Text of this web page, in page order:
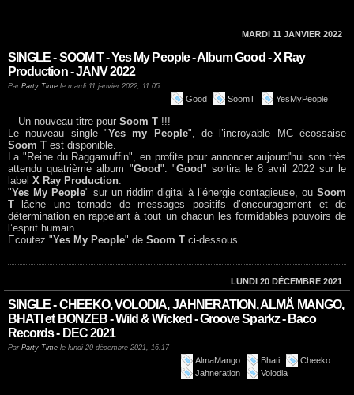
MARDI 11 JANVIER 2022
SINGLE - SOOM T - Yes My People - Album Good - X Ray
Production - JANV 2022
Par Party Time le mardi 11 janvier 2022, 11:05
Good SoomT YesMyPeople
Un nouveau titre pourSoom T !!!
Le nouveau single "Yes my People", de l’incroyable MC écossaise
Soom T est disponible.
La "Reine du Raggamuffin", en profite pour annoncer aujourd'hui son très
attendu quatrième album "Good". "Good" sortira le 8 avril 2022 sur le
label X Ray Production.
"Yes My People" sur un riddim digital à l’énergie contagieuse, ouSoom
T lâche une tornade de messages positifs d’encouragement et de
détermination en rappelant à tout un chacun les formidables pouvoirs de
l’esprit humain.
Ecoutez "Yes My People" de Soom T ci-dessous.
LUNDI 20 DÉCEMBRE 2021
SINGLE - CHEEKO, VOLODIA, JAHNERATION, ALMÄ MANGO,
BHATI et BONZEB - Wild & Wicked - Groove Sparkz - Baco
Records - DEC 2021
Par Party Time le lundi 20 décembre 2021, 16:17
AlmaMango Bhati
Cheeko
Jahneration
Volodia